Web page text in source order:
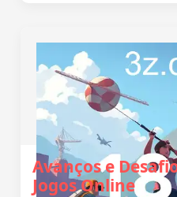
Avanços e
Jogos Online